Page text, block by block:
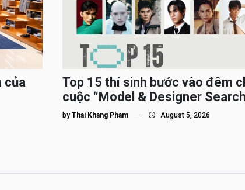
của
Top 15 thí sinh bước vào đêm
cuộc “Model & Designer
họ là ai?
by Thai Khang Pham August 5, 2026